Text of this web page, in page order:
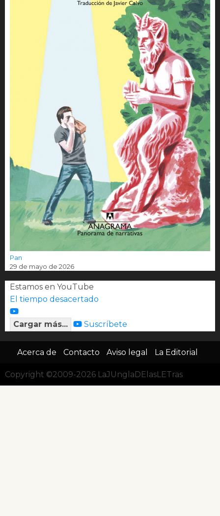
Pan
29 de mayo de 2026
Estamos en YouTube
El tiempo desacertado
Cargar más... Suscríbete
Acerca de Contacto Aviso legal La Editorial
Copyright ©2009-2026 LaJUnglaDElasLETras